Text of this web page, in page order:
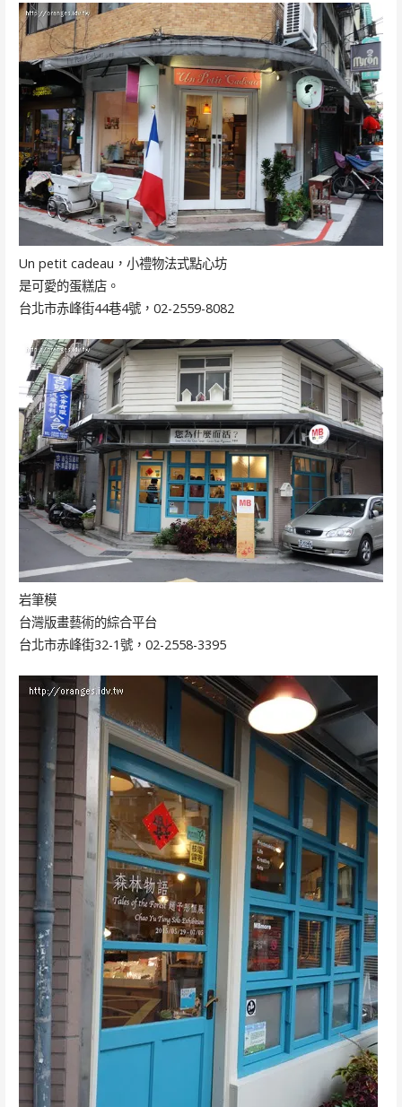
Un petit cadeau，小禮物法式點心坊
是可愛的蛋糕店。
台北市赤峰街44巷4號，02-2559-8082
岩筆模
台灣版畫藝術的綜合平台
台北市赤峰街32-1號，02-2558-3395